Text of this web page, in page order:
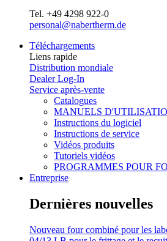
Tel. +49 4298 922-0
personal@nabertherm.de
Téléchargements
Liens rapide
Distribution mondiale
Dealer Log-In
Service après-vente
Catalogues
MANUELS
Instructions du logiciel
Instructions de service
Vidéos produits
Tutoriels vidéos
PROGRAMMES POUR
Entreprise
Dernières nouvelles
Nouveau four combiné pour les